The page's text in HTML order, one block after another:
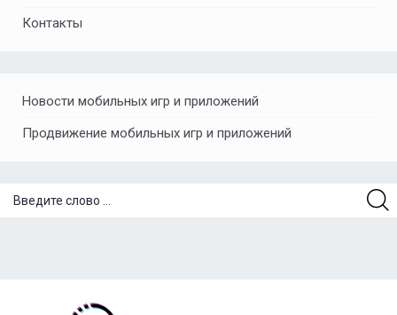
Контакты
Новости мобильных игр и приложений
Продвижение мобильных игр и приложений